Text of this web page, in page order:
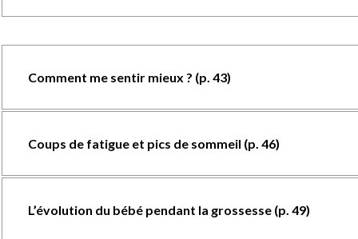
Comment me sentir mieux ? (p. 43)
Coups de fatigue et pics de sommeil (p. 46)
L’évolution du bébé pendant la grossesse (p. 49)